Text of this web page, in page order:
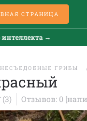
СТРАНИЦА
→
НЕСЪЕДОБНЫЕ ГРИБЫ
(3) Отзывов: 0